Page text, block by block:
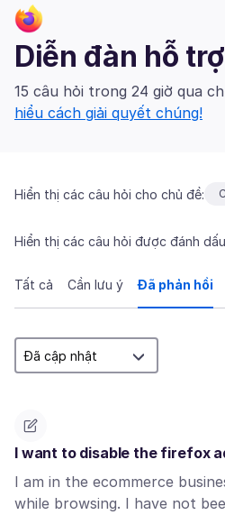
Diễn đàn hỗ
15 câu hỏi trong 24 giờ qua
hiểu cách giải quyết chúng!
Hiển thị các câu hỏi cho chủ đề:
Hiển thị các câu hỏi được đánh
Tất cả Cần lưu ý Đã phản hồi
I want to disable the firefox
I am in the ecommerce
while browsing. I have not